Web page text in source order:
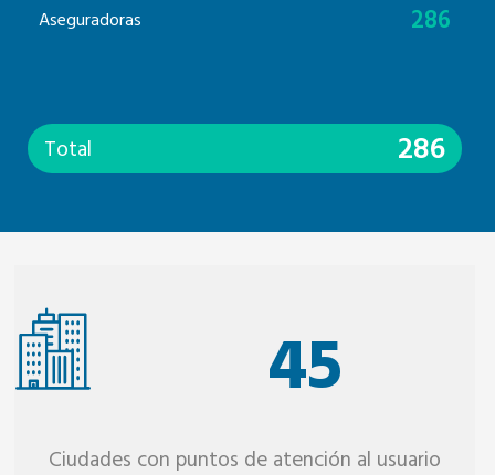
Aseguradoras 286
Total 286
45
Ciudades con puntos de atención al usuario